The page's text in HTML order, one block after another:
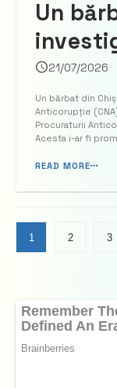
Un
ce ar
să-l
21/07/2026
Un bărbat din
Anticorupție
Procuraturii
Acesta i-ar fi
stare de
READ MORE
1 2 3